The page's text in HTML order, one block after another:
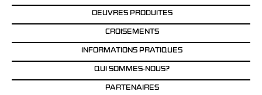
OEUVRES PRODUITES
CROISEMENTS
INFORMATIONS PRATIQUES
QUI SOMMES-NOUS?
PARTENAIRES